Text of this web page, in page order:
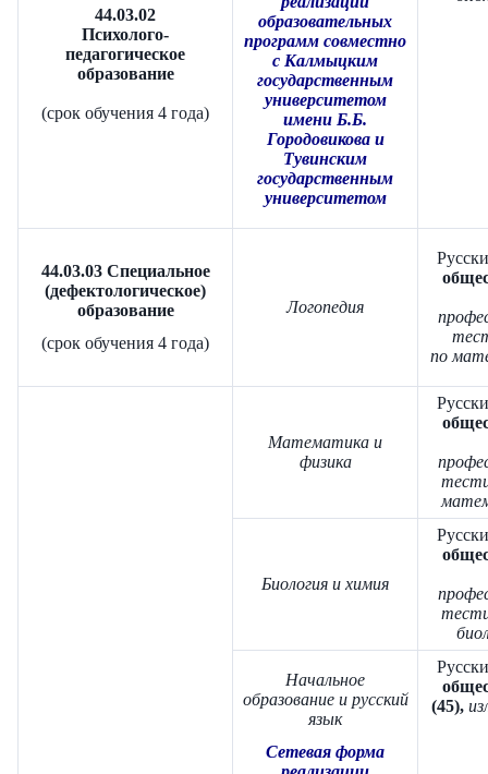
44.03.02
Психолого-
педагогическое
образование
(срок обучения 4 года)
образовательных
программ совместно
с Калмыцким
государственным
университетом
имени Б.Б.
Городовикова и
Тувинским
государственным
университетом
44.03.03 Специальное
(дефектологическое)
образование
(срок обучения 4 года)
Логопедия
по
Математика и
физика
Биология и химия
Начальное
образование и русский
язык
Сетевая форма
(45),